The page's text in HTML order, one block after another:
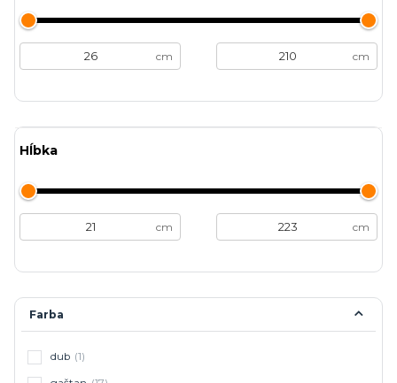
cm cm
Hĺbka
cm cm
Farba
dub (1)